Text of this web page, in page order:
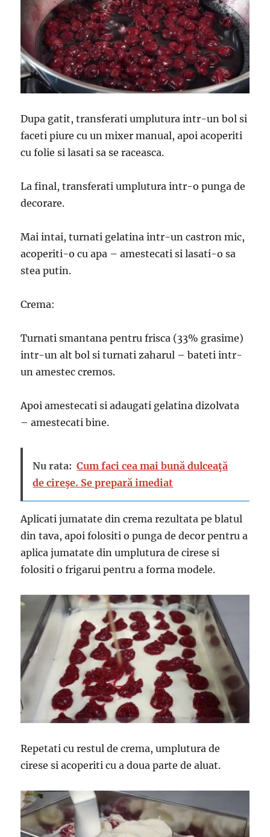
Dupa gatit, transferati umplutura intr-un bol si
faceti piure cu un mixer manual, apoi acoperiti
cu folie si lasati sa se raceasca.
La final, transferati umplutura intr-o punga de
decorare.
Mai intai, turnati gelatina intr-un castron mic,
acoperiti-o cu apa – amestecati si lasati-o sa
stea putin.
Crema:
Turnati smantana pentru frisca (33% grasime)
intr-un alt bol si turnati zaharul – bateti intr-
un amestec cremos.
Apoi amestecati si adaugati gelatina dizolvata
– amestecati bine.
Nu rata: Cum faci cea mai bună dulceaţă
de cireşe. Se prepară imediat
Aplicati jumatate din crema rezultata pe blatul
din tava, apoi folositi o punga de decor pentru a
aplica jumatate din umplutura de cirese si
folositi o frigarui pentru a forma modele.
Repetati cu restul de crema, umplutura de
cirese si acoperiti cu a doua parte de aluat.